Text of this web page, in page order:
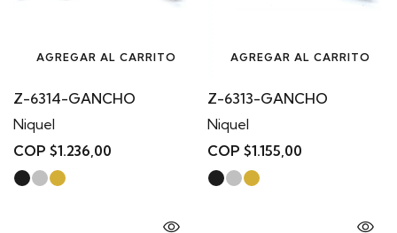
AGREGAR AL CARRITO
Z-6314-GANCHO
Niquel
COP $1.236,00
AGREGAR AL CARRITO
Z-6313-GANCHO
Niquel
COP $1.155,00